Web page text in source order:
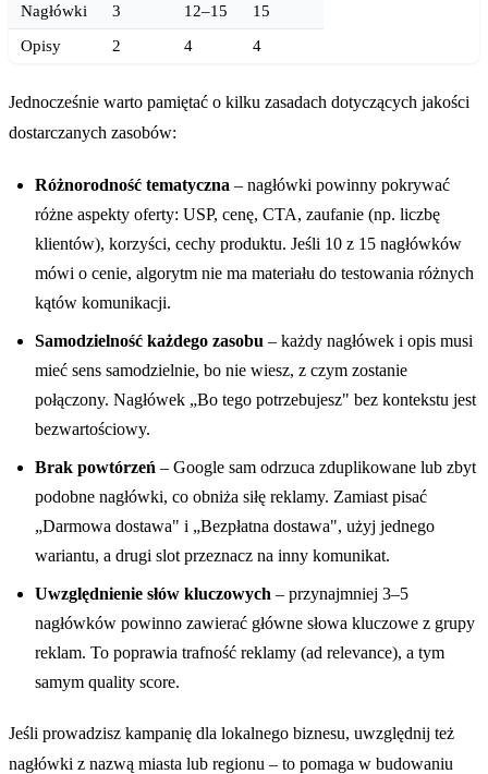
Nagłówki
3 12–15
15
Opisy
2 4 4
Jednocześnie warto pamiętać o kilku zasadach dotyczących jakości
dostarczanych zasobów:
Różnorodność tematyczna – nagłówki powinny pokrywać
różne aspekty oferty: USP, cenę, CTA, zaufanie (np. liczbę
klientów), korzyści, cechy produktu. Jeśli 10 z 15 nagłówków
mówi o cenie, algorytm nie ma materiału do testowania różnych
kątów komunikacji.
Samodzielność każdego zasobu – każdy nagłówek i opis musi
mieć sens samodzielnie, bo nie wiesz, z czym zostanie
połączony. Nagłówek „Bo tego potrzebujesz" bez kontekstu jest
bezwartościowy.
Brak powtórzeń – Google sam odrzuca zduplikowane lub zbyt
podobne nagłówki, co obniża siłę reklamy. Zamiast pisać
„Darmowa dostawa" i „Bezpłatna dostawa", użyj jednego
wariantu, a drugi slot przeznacz na inny komunikat.
Uwzględnienie słów kluczowych – przynajmniej 3–5
nagłówków powinno zawierać główne słowa kluczowe z grupy
reklam. To poprawia trafność reklamy (ad relevance), a tym
samym quality score.
Jeśli prowadzisz kampanię dla lokalnego biznesu, uwzględnij też
nagłówki z nazwą miasta lub regionu – to pomaga w budowaniu